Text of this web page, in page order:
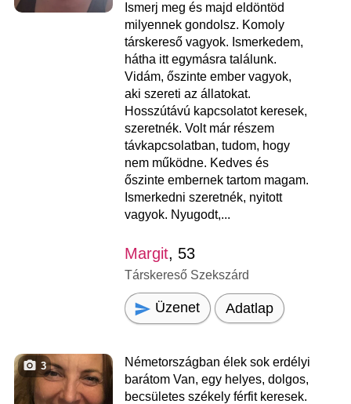
Ismerj meg és majd eldöntöd
milyennek gondolsz. Komoly
társkereső vagyok. Ismerkedem,
hátha itt egymásra találunk.
Vidám, őszinte ember vagyok,
aki szereti az állatokat.
Hosszútávú kapcsolatot keresek,
szeretnék. Volt már részem
távkapcsolatban, tudom, hogy
nem működne. Kedves és
őszinte embernek tartom magam.
Ismerkedni szeretnék, nyitott
vagyok. Nyugodt,...
Margit, 53
Társkereső Szekszárd
Üzenet Adatlap
3
Németországban élek sok erdélyi
barátom Van, egy helyes, dolgos,
becsületes székely férfit keresek.